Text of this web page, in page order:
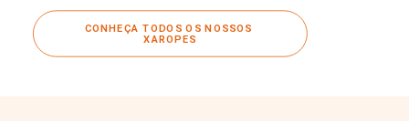
CONHEÇA TODOS OS NOSSOS
XAROPES